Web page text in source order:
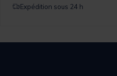
Expédition sous 24 h